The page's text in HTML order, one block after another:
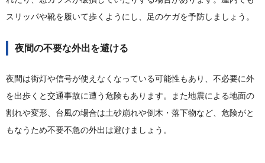
スリッパや靴を履いて歩くようにし、足のケガを予防しましょう。
夜間の不要な外出を避ける
夜間は街灯や信号が使えなくなっている可能性もあり、不必要に外
を出歩くと交通事故に遭う危険もあります。また地震による地面の
割れや変形、台風の場合は土砂崩れや倒木・落下物など、危険がと
もなうため不要不急の外出は避けましょう。